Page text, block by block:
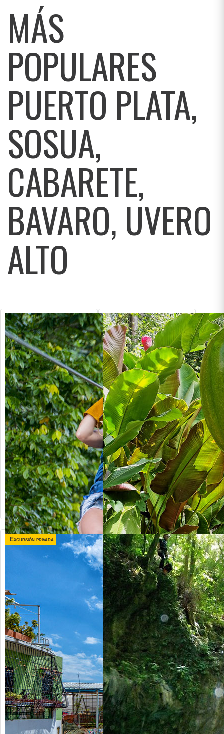
MÁS
POPULARES
PUERTO PLATA,
SOSUA,
CABARETE,
BAVARO, UVERO
ALTO
desde US$
120.00
TRIPLE
AVENTURA
Republica Dominicana
desde US$
75.00
VALLE TAINO +
CITY TOUR
Republica Dominicana
Excursión privada